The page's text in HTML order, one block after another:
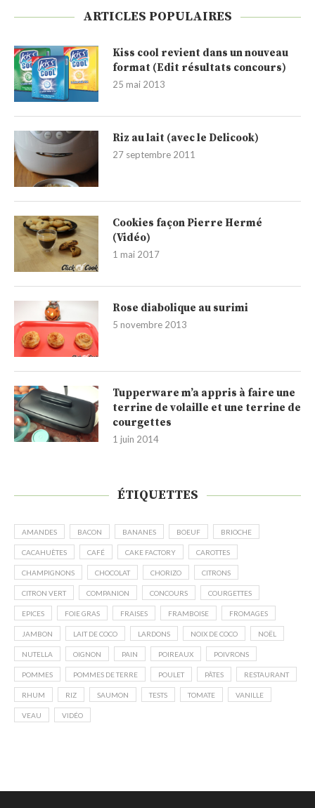
ARTICLES POPULAIRES
Kiss cool revient dans un nouveau
format (Edit résultats concours)
25 mai 2013
Riz au lait (avec le Delicook)
27 septembre 2011
Cookies façon Pierre Hermé
(Vidéo)
1 mai 2017
Rose diabolique au surimi
5 novembre 2013
Tupperware m’a appris à faire une
terrine de volaille et une terrine de
courgettes
1 juin 2014
ÉTIQUETTES
AMANDES BACON BANANES BOEUF BRIOCHE
CACAHUÈTES CAFÉ CAKE FACTORY CAROTTES
CHAMPIGNONS CHOCOLAT CHORIZO CITRONS
CITRON VERT COMPANION CONCOURS COURGETTES
EPICES FOIE GRAS FRAISES FRAMBOISE FROMAGES
JAMBON LAIT DE COCO LARDONS NOIX DE COCO NOËL
NUTELLA OIGNON PAIN POIREAUX POIVRONS
POMMES POMMES DE TERRE POULET PÂTES RESTAURANT
RHUM RIZ SAUMON TESTS TOMATE VANILLE
VEAU VIDÉO